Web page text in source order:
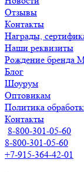
Отзывы
Контакты
Награды,
Наши реквизиты
Рождение бренда
Блог
Шоурум
Оптовикам
Политика
Контакты
8-800-301-05-60
8-800-301-05-60
+7-915-364-42-01